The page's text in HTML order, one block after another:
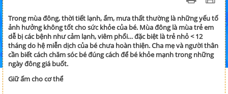
Trong mùa đông, thời tiết lạnh, ẩm, mưa thất thường là những yếu tố
ảnh hưởng không tốt cho sức khỏe của bé. Mùa đông là mùa trẻ em
dễ bị các bệnh như cảm lạnh, viêm phổi… đặc biệt là trẻ nhỏ < 12
tháng do hệ miễn dịch của bé chưa hoàn thiện. Cha mẹ và người thân
cần biết cách chăm sóc bé đúng cách để bé khỏe mạnh trong những
ngày đông giá buốt.
Giữ ấm cho cơ thể